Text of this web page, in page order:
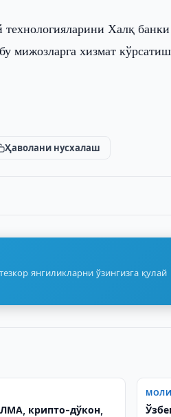
Халқ банки
хизмат
Ҳаволани нусхалаш
янгиликларни ўзингизга қулай
крипто-дўкон,